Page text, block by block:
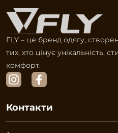
FLY – це бренд одягу,
тих, хто цінує унікальність,
комфорт.
Контакти